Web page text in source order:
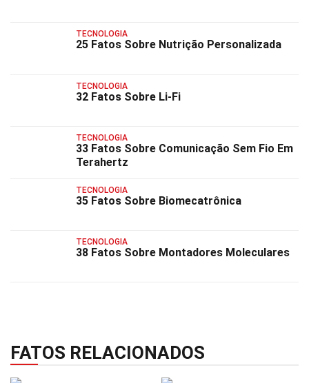
TECNOLOGIA
25 Fatos Sobre Nutrição Personalizada
TECNOLOGIA
32 Fatos Sobre Li-Fi
TECNOLOGIA
33 Fatos Sobre Comunicação Sem Fio Em
Terahertz
TECNOLOGIA
35 Fatos Sobre Biomecatrônica
TECNOLOGIA
38 Fatos Sobre Montadores Moleculares
FATOS RELACIONADOS